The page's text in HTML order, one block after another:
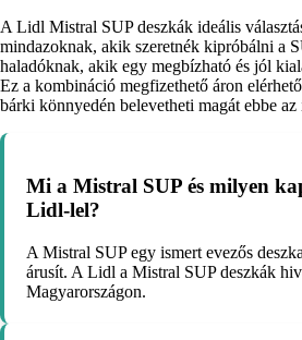
A Lidl Mistral SUP deszkák ideális
mindazoknak, akik szeretnék kipróbálni a
haladóknak, akik egy megbízható és jól
Ez a kombináció megfizethető áron
bárki könnyedén belevetheti magát ebbe
Mi a Mistral SUP és milyen
Lidl-lel?
A Mistral SUP egy ismert evezős
árusít. A Lidl a Mistral SUP deszkák
Magyarországon.